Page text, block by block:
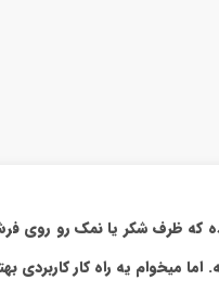
که ظرف شکر یا نمک رو روی
اما میخوام یه راه کار